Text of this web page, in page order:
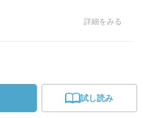
詳細をみる
試し読み